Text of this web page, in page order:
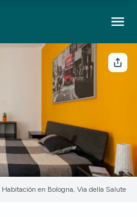
Habitación en Bologna, Via della Salute